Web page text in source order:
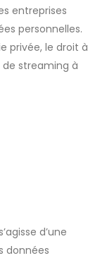
entreprises
personnelles.
privée, le droit à
de streaming à
d’une
données